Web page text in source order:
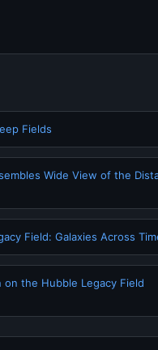
Fields
Wide View of the
Field: Galaxies Across
on the Hubble Legacy Field